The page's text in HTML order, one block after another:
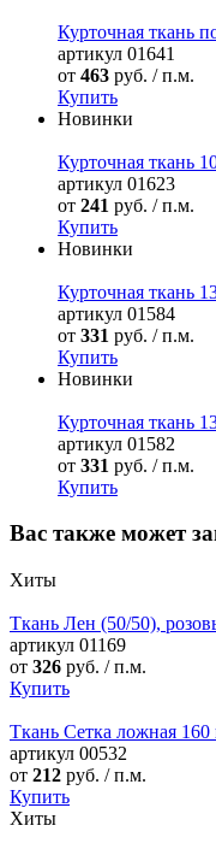
Курточная ткань
артикул 01641
от 463 руб. / п.м.
Купить
Новинки
Курточная ткань
артикул 01623
от 241 руб. / п.м.
Купить
Новинки
Курточная ткань
артикул 01584
от 331 руб. / п.м.
Купить
Новинки
Курточная ткань
артикул 01582
от 331 руб. / п.м.
Купить
Вас также может
Хиты
Ткань Лен (50/50),
артикул 01169
от 326 руб. / п.м.
Купить
Ткань Сетка ложная 160
артикул 00532
от 212 руб. / п.м.
Купить
Хиты